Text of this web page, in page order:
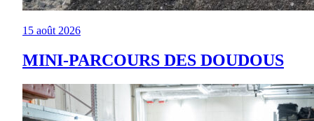
15 août 2026
MINI-PARCOURS DES DOUDOUS